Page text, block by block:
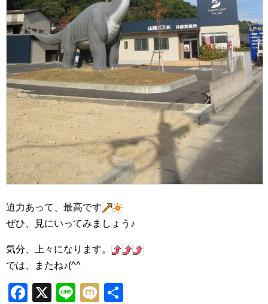
迫力あって、最高です
ぜひ、見にいってみましょう♪
気分、上々になります。
では、またね♪(^^
Facebook
X LineMixi